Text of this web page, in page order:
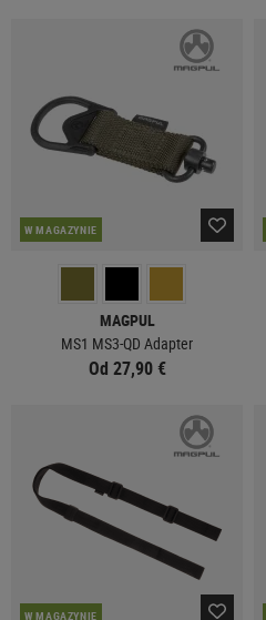
W MAGAZYNIE
MAGPUL
MS1 MS3-QD Adapter
Od 27,90 €
W MAGAZYNIE